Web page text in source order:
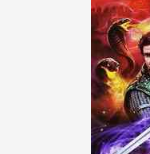
Управление
Литература